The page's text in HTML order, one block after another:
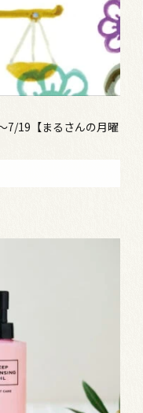
7/19【まるさんの月曜